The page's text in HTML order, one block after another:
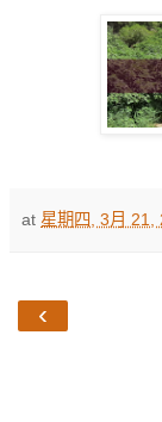
at 星期四, 3月 21,
‹